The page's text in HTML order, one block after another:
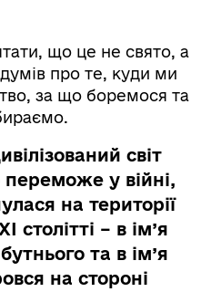
що це не свято, а
про те, куди ми
за що боремося та
світ
переможе у війні,
на території
столітті – в ім’я
та в ім’я
на стороні